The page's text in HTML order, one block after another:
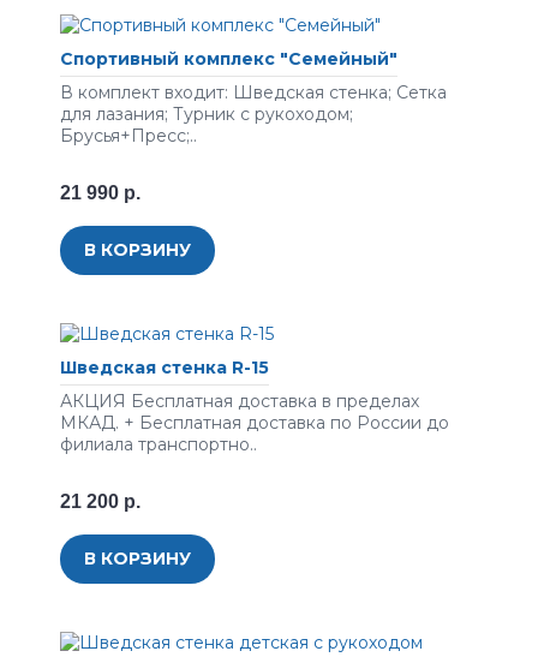
Спортивный комплекс "Семейный"
В комплект входит: Шведская стенка; Сетка
для лазания; Турник с рукоходом;
Брусья+Пресс;..
21 990 р.
В КОРЗИНУ
Шведская стенка R-15
АКЦИЯ Бесплатная доставка в пределах
МКАД. + Бесплатная доставка по России до
филиала транспортно..
21 200 р.
В КОРЗИНУ